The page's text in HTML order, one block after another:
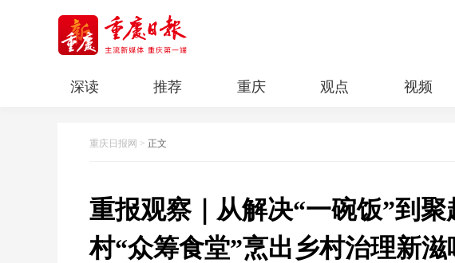
深读 推荐 重庆 观点 视频
重庆日报网 > 正文
重报观察｜从解决“一碗饭”到
村“众筹食堂”烹出乡村治理新滋